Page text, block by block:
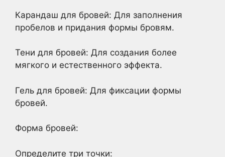
Карандаш для бровей: Для заполнения
пробелов и придания формы бровям.
Тени для бровей: Для создания более
мягкого и естественного эффекта.
Гель для бровей: Для фиксации формы
бровей.
Форма бровей:
Определите три точки: